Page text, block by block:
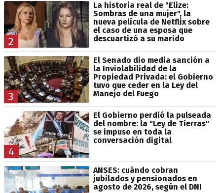
2
La historia real de "Elize:
Sombras de una mujer", la
nueva película de Netflix sobre
el caso de una esposa que
descuartizó a su marido
3
El Senado dio media sanción a
la Inviolabilidad de la
Propiedad Privada: el Gobierno
tuvo que ceder en la Ley del
Manejo del Fuego
4
El Gobierno perdió la pulseada
del nombre: la "Ley de Tierras"
se impuso en toda la
conversación digital
ANSES: cuándo cobran
jubilados y pensionados en
agosto de 2026, según el DNI